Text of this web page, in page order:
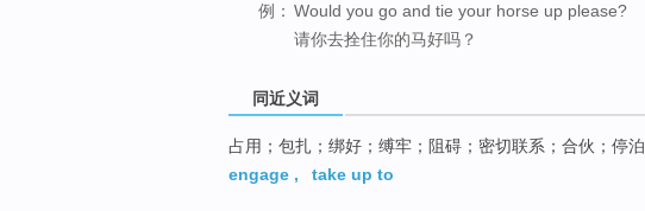
例： Would you go and tie your horse up please?
请你去拴住你的马好吗？
同近义词
占用；包扎；绑好；缚牢；阻碍；密切联系；合伙；停泊
engage , take up to